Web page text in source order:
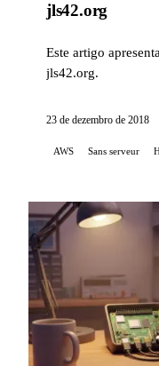
jls42.org
Este artigo
jls42.org.
23 de dezembro de 2018
AWS Sans serveur